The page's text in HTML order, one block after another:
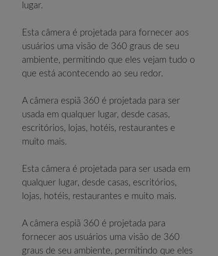
lugar.
Esta câmera é projetada para fornecer aos
usuários uma visão de 360 graus de seu
ambiente, permitindo que eles vejam tudo o
que está acontecendo ao seu redor.
A câmera espiã 360 é projetada para ser
usada em qualquer lugar, desde casas,
escritórios, lojas, hotéis, restaurantes e
muito mais.
Esta câmera é projetada para ser usada em
qualquer lugar, desde casas, escritórios,
lojas, hotéis, restaurantes e muito mais.
A câmera espiã 360 é projetada para
fornecer aos usuários uma visão de 360
graus de seu ambiente, permitindo que eles